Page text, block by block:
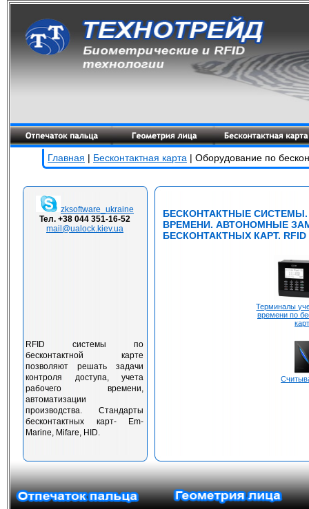
Главная | Бесконтактная карта | Оборудование по
zksoftware_ukraine
Тел. +38 044 351-16-52
mail@ualock.kiev.ua
RFID системы по
бесконтактной карте
позволяют решать задачи
контроля доступа, учета
рабочего времени,
автоматизации
производства. Стандарты
бесконтактных карт- Em-
Marine, Mifare, HID.
БЕСКОНТАКТНЫЕ
ВРЕМЕНИ. АВТОНОМНЫЕ
БЕСКОНТАКТНЫХ КАРТ.
Терминалы
времени по